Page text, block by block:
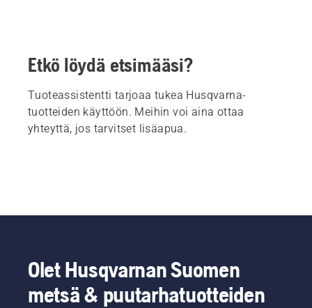
Etkö löydä etsimääsi?
Tuoteassistentti tarjoaa tukea Husqvarna-
tuotteiden käyttöön. Meihin voi aina ottaa
yhteyttä, jos tarvitset lisäapua.
Olet Husqvarnan Suomen
metsä & puutarhatuotteiden